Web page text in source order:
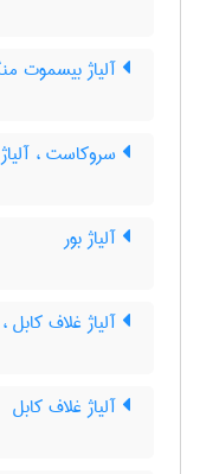
آلیاژ بیسموت
سروکاست ،
آلیاژ بور
آلیاژ غلاف کابل
آلیاژ غلاف کابل